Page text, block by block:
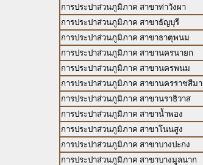
การประปาส่วนภูมิภาค สาขาท่าวังผา
การประปาส่วนภูมิภาค สาขาธัญบุรี
การประปาส่วนภูมิภาค สาขาธาตุพนม
การประปาส่วนภูมิภาค สาขานครนายก
การประปาส่วนภูมิภาค สาขานครพนม
การประปาส่วนภูมิภาค สาขานครราชสีมา
การประปาส่วนภูมิภาค สาขานราธิวาส
การประปาส่วนภูมิภาค สาขาน้ำพอง
การประปาส่วนภูมิภาค สาขาโนนสูง
การประปาส่วนภูมิภาค สาขาบางปะกง
การประปาส่วนภูมิภาค สาขาบางมูลนาก